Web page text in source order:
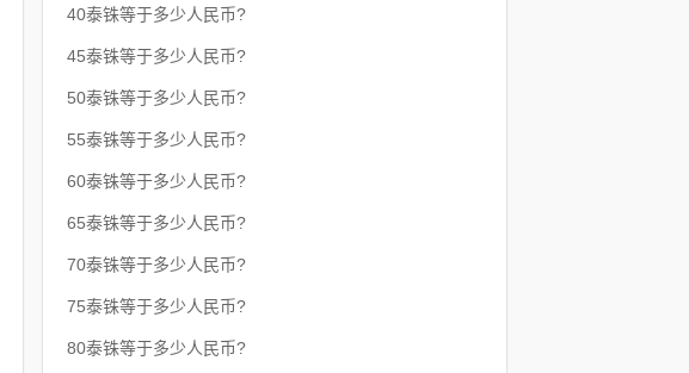
40泰铢等于多少人民币?
45泰铢等于多少人民币?
50泰铢等于多少人民币?
55泰铢等于多少人民币?
60泰铢等于多少人民币?
65泰铢等于多少人民币?
70泰铢等于多少人民币?
75泰铢等于多少人民币?
80泰铢等于多少人民币?